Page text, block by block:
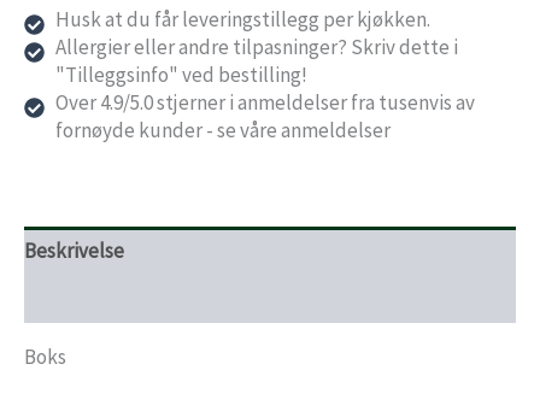
Husk at du får leveringstillegg per kjøkken.
Allergier eller andre tilpasninger? Skriv dette i
"Tilleggsinfo" ved bestilling!
Over 4.9/5.0 stjerner i anmeldelser fra tusenvis av
fornøyde kunder - se våre anmeldelser
Beskrivelse
Boks